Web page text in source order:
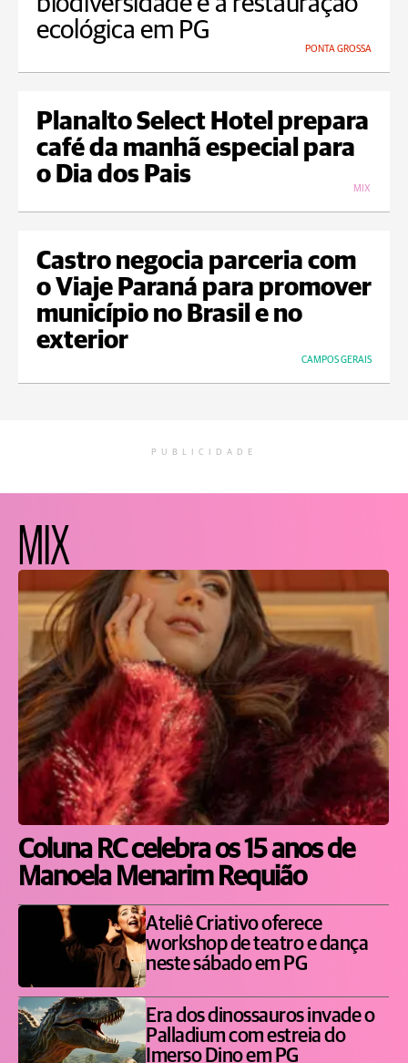
ecológica em PG
PONTA GROSSA
Planalto Select Hotel prepara
café da manhã especial para
o Dia dos Pais
MIX
Castro negocia parceria com
o Viaje Paraná para promover
município no Brasil e no
exterior
CAMPOS GERAIS
PUBLICIDADE
MIX
Coluna RC celebra os 15 anos de
Manoela Menarim Requião
Ateliê Criativo oferece
workshop de teatro e dança
neste sábado em PG
Era dos dinossauros invade o
Palladium com estreia do
Imerso Dino em PG